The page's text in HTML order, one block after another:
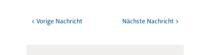
Nächste Nachricht >
< Vorige Nachricht